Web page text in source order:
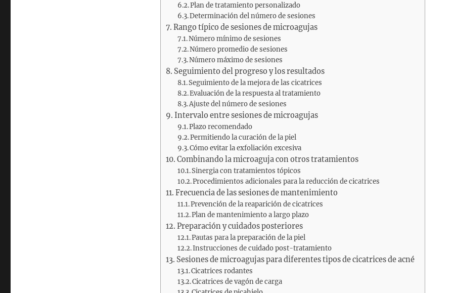
Plan de tratamiento personalizado
Determinación del número de sesiones
Rango típico de sesiones de microagujas
Número mínimo de sesiones
Número promedio de sesiones
Número máximo de sesiones
Seguimiento del progreso y los resultados
Seguimiento de la mejora de las cicatrices
Evaluación de la respuesta al tratamiento
Ajuste del número de sesiones
Intervalo entre sesiones de microagujas
Plazo recomendado
Permitiendo la curación de la piel
Cómo evitar la exfoliación excesiva
Combinando la microaguja con otros tratamientos
Sinergia con tratamientos tópicos
Procedimientos adicionales para la reducción de cicatrices
Frecuencia de las sesiones de mantenimiento
Prevención de la reaparición de cicatrices
Plan de mantenimiento a largo plazo
Preparación y cuidados posteriores
Pautas para la preparación de la piel
Instrucciones de cuidado post-tratamiento
Sesiones de microagujas para diferentes tipos de cicatrices de acné
Cicatrices rodantes
Cicatrices de vagón de carga